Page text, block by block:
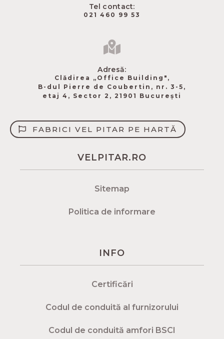
Tel contact:
021 460 99 53
Adresă:
Clădirea „Office Building",
B-dul Pierre de Coubertin​, nr. 3-5,
etaj 4, Sector 2, 21901 București
FABRICI VEL PITAR PE HARTĂ
VELPITAR.RO
Sitemap
Politica de informare
INFO
Certificări
Codul de conduită al furnizorului
Codul de conduită amfori BSCI